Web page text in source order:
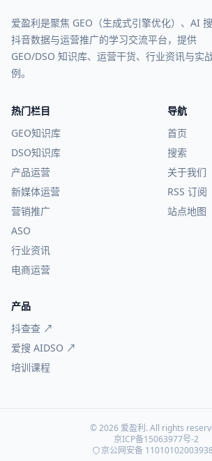
爱盈利是聚焦 GEO（生成式引擎优化）、AI 搜
抖音数据与运营推广的学习交流平台，提供
GEO/DSO 知识库、运营干货、行业资讯与实
例。
热门栏目
GEO知识库
DSO知识库
产品运营
新媒体运营
营销推广
ASO
行业资讯
电商运营
导航
首页
搜索
关于我们
RSS 订阅
站点地图
产品
抖查查 ↗
爱搜 AIDSO ↗
培训课程
© 2026 爱盈利. All rights
京ICP备15063977号-2
京公网安备